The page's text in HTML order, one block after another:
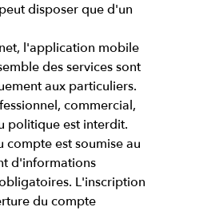
disposer que d'un
l'application mobile
des services sont
aux particuliers.
commercial,
politique est interdit.
compte est soumise au
d'informations
L'inscription
du compte